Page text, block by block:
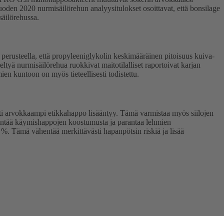
2020 nurmisäilörehun analyysitulokset osoittavat, että bonsilage
että propyleeniglykolin keskimääräinen pitoisuus kuiva-
nurmisäilörehua ruokkivat maitotilalliset raportoivat karjan
kuntoon on myös tieteellisesti todistettu.
etikkahappo lisääntyy. Tämä varmistaa myös siilojen
käymishappojen koostumusta ja parantaa lehmien
Tämä vähentää merkittävästi hapanpötsin riskiä ja lisää